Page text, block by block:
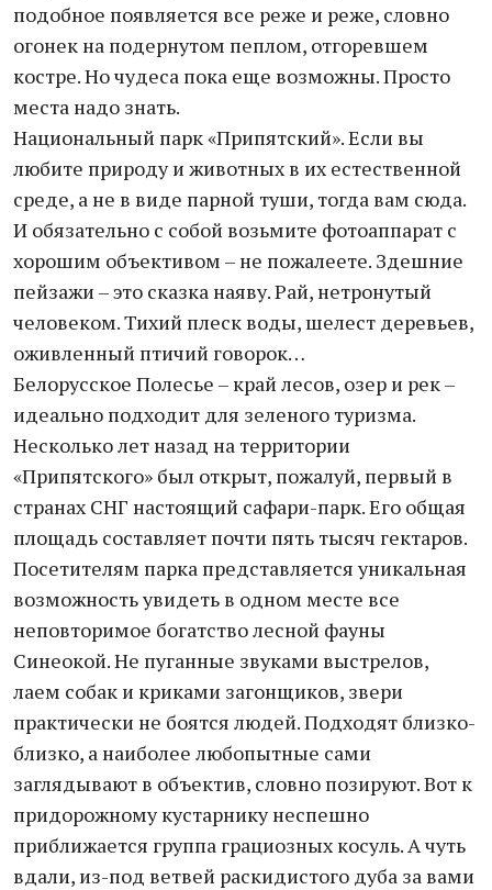
подобное появляется все реже и реже, словно
огонек на подернутом пеплом, отгоревшем
костре. Но чудеса пока еще возможны. Просто
места надо знать.
Национальный парк «Припятский». Если вы
любите природу и животных в их естественной
среде, а не в виде парной туши, тогда вам сюда.
И обязательно с собой возьмите фотоаппарат с
хорошим объективом – не пожалеете. Здешние
пейзажи – это сказка наяву. Рай, нетронутый
человеком. Тихий плеск воды, шелест деревьев,
оживленный птичий говорок…
Белорусское Полесье – край лесов, озер и рек –
идеально подходит для зеленого туризма.
Несколько лет назад на территории
«Припятского» был открыт, пожалуй, первый в
странах СНГ настоящий сафари-парк. Его общая
площадь составляет почти пять тысяч гектаров.
Посетителям парка представляется уникальная
возможность увидеть в одном месте все
неповторимое богатство лесной фауны
Синеокой. Не пуганные звуками выстрелов,
лаем собак и криками загонщиков, звери
практически не боятся людей. Подходят близко-
близко, а наиболее любопытные сами
заглядывают в объектив, словно позируют. Вот к
придорожному кустарнику неспешно
приближается группа грациозных косуль. А чуть
вдали, из-под ветвей раскидистого дуба за вами